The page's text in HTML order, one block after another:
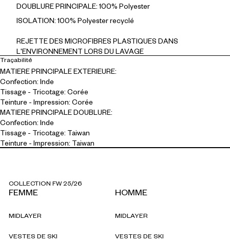
DOUBLURE PRINCIPALE: 100% Polyester
ISOLATION: 100% Polyester recyclé
REJETTE DES MICROFIBRES PLASTIQUES DANS
L'ENVIRONNEMENT LORS DU LAVAGE
Traçabilité
MATIERE PRINCIPALE EXTERIEURE:
Confection: Inde
Tissage - Tricotage: Corée
Teinture - Impression: Corée
MATIERE PRINCIPALE DOUBLURE:
Confection: Inde
Tissage - Tricotage: Taiwan
Teinture - Impression: Taiwan
COLLECTION FW 25/26
FEMME
MIDLAYER
VESTES DE SKI
HOMME
MIDLAYER
VESTES DE SKI